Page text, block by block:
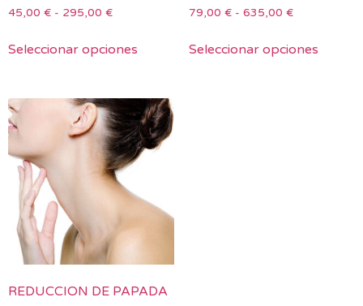
45,00 € - 295,00 €
Seleccionar opciones
79,00 € - 635,00 €
Seleccionar opciones
REDUCCION DE PAPADA